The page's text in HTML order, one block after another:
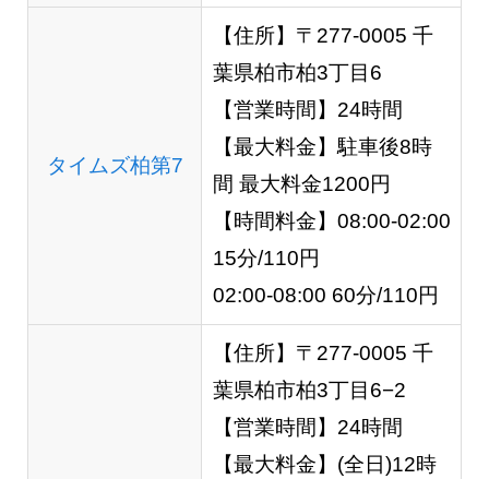
タイムズ柏第7
【住所】〒277-0005 千
葉県柏市柏3丁目6
【営業時間】24時間
【最大料金】駐車後8時
間 最大料金1200円
【時間料金】08:00-02:00
15分/110円
02:00-08:00 60分/110円
【住所】〒277-0005 千
葉県柏市柏3丁目6−2
【営業時間】24時間
【最大料金】(全日)12時